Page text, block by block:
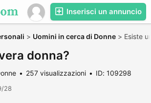
Inserisci un annuncio
> Uomini in cerca di Donne > Esiste
donna?
257 visualizzazioni ID: 109298
28